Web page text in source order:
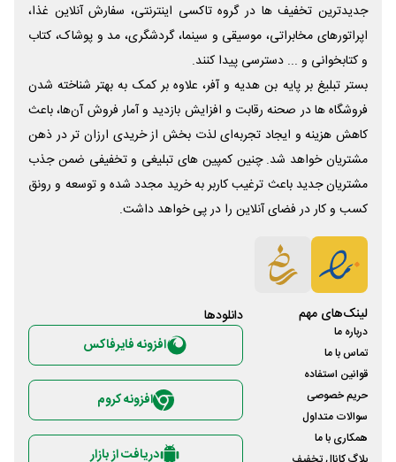
جدیدترین تخفیف ها در گروه تاکسی اینترنتی، سفارش آنلاین غذا،
اپراتورهای مخابراتی، موسیقی و سینما، گردشگری، مد و پوشاک، کتاب
و کتابخوانی و ... دسترسی پیدا کنند.
بستر تبلیغ بر پایه بن هدیه و آفر، علاوه بر کمک به بهتر شناخته شدن
فروشگاه ها در صحنه رقابت و افزایش بازدید و آمار فروش آن‌ها، باعث
کاهش هزینه و ایجاد تجربه‌ای لذت بخش از خریدی ارزان تر در ذهن
مشتریان خواهد شد. چنین کمپین های تبلیغی و تخفیفی ضمن جذب
مشتریان جدید باعث ترغیب کاربر به خرید مجدد شده و توسعه و رونق
کسب و کار در فضای آنلاین را در پی خواهد داشت.
لینک‌های مهم
درباره ما
تماس با ما
قوانین استفاده
حریم خصوصی
سوالات متداول
همکاری با ما
دانلود‌ها
افزونه فایرفاکس
افزونه کروم
دریافت از بازار